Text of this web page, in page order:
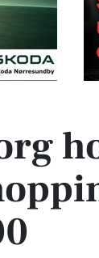
fra kl. 10.00-